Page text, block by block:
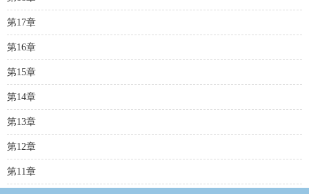
第17章
第16章
第15章
第14章
第13章
第12章
第11章